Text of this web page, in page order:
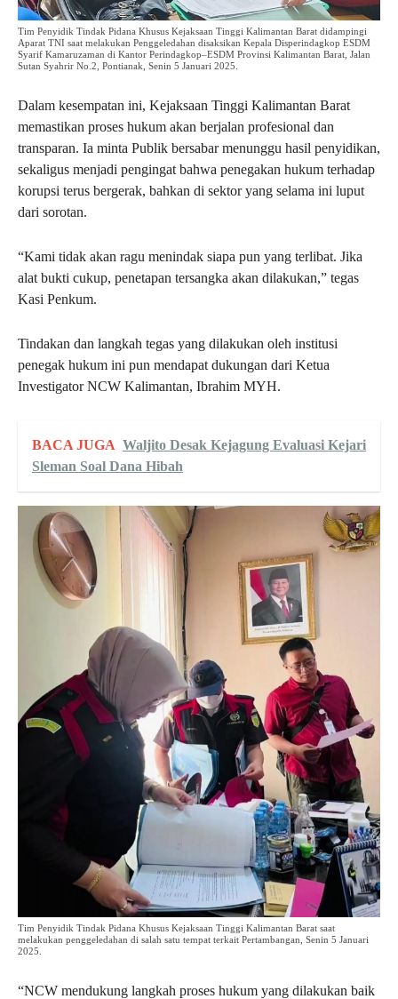
Tim Penyidik Tindak Pidana Khusus Kejaksaan Tinggi Kalimantan Barat didampingi
Aparat TNI saat melakukan Penggeledahan disaksikan Kepala Disperindagkop ESDM
Syarif Kamaruzaman di Kantor Perindagkop–ESDM Provinsi Kalimantan Barat, Jalan
Sutan Syahrir No.2, Pontianak, Senin 5 Januari 2025.
Dalam kesempatan ini, Kejaksaan Tinggi Kalimantan Barat
memastikan proses hukum akan berjalan profesional dan
transparan. Ia minta Publik bersabar menunggu hasil penyidikan,
sekaligus menjadi pengingat bahwa penegakan hukum terhadap
korupsi terus bergerak, bahkan di sektor yang selama ini luput
dari sorotan.
“Kami tidak akan ragu menindak siapa pun yang terlibat. Jika
alat bukti cukup, penetapan tersangka akan dilakukan,” tegas
Kasi Penkum.
Tindakan dan langkah tegas yang dilakukan oleh institusi
penegak hukum ini pun mendapat dukungan dari Ketua
Investigator NCW Kalimantan, Ibrahim MYH.
BACA JUGA Waljito Desak Kejagung Evaluasi Kejari
Sleman Soal Dana Hibah
Tim Penyidik Tindak Pidana Khusus Kejaksaan Tinggi Kalimantan Barat saat
melakukan penggeledahan di salah satu tempat terkait Pertambangan, Senin 5 Januari
2025.
“NCW mendukung langkah proses hukum yang dilakukan baik